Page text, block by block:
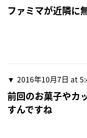
ファミマが近隣に
2016年10月7日 at
前回のお菓子やカ
すんですね